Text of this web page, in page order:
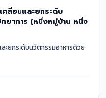
คลื่อนและยกระดับ
ยาการ (หนึ่งหมู่บ้าน หนึ่ง
ะยกระดับนวัตกรรมอาหารด้วย